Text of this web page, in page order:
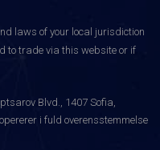
laws of your local jurisdiction
to trade via this website or if
Blvd., 1407 Sofia,
i fuld overensstemmelse